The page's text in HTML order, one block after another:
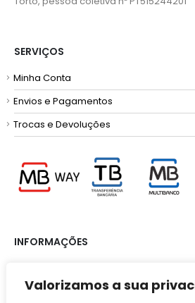
Valorizamos a sua
SERVIÇOS
Minha Conta
Envios e Pagamentos
Trocas e Devoluções
INFORMAÇÕES
Política de Privacidade